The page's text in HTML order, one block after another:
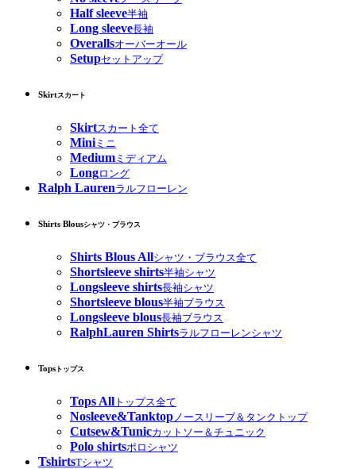
Half sleeve半袖
Long sleeve長袖
Overallsオーバーオール
Setupセットアップ
Skirtスカート
Skirtスカート全て
Miniミニ
Medium ミディアム
Longロング
Ralph Laurenラルフローレン
Shirts Blousシャツ・ブラウス
Shirts Blous Allシャツ・ブラウス全て
Shortsleeve shirts半袖シャツ
Longsleeve shirts長袖シャツ
Shortsleeve blous半袖ブラウス
Longsleeve blous長袖ブラウス
RalphLauren Shirtsラルフローレンシャツ
Tops トップス
Tops All トップス全て
Nosleeve&Tanktop ノースリーブ＆タンクトップ
Cutsew&Tunicカットソー＆チュニック
Polo shirtsポロシャツ
TshirtsTシャツ